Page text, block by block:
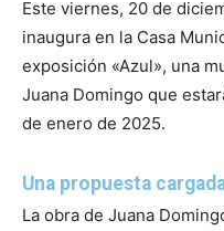
Este viernes, 20 de
inaugura en la Casa
exposición «Azul», una
Juana Domingo que
de enero de 2025.
Una propuesta
La obra de Juana